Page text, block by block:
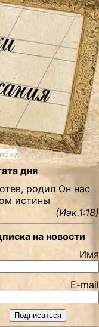
дня
родил Он нас
истины
(Иак.1:18)
на новости
Имя
E-mail